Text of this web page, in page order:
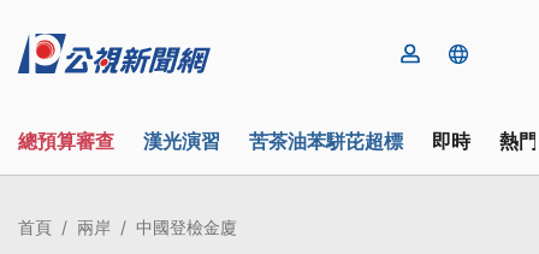
總預算審查 漢光演習 苦茶油苯駢芘超標 即時 熱
首頁 兩岸 中國登檢金廈